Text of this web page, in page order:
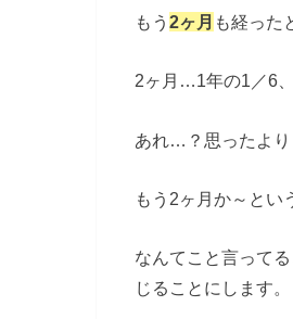
もう 2ヶ月 も経った
2ヶ月…1年の1／6
あれ…？思ったより
もう2ヶ月か～とい
なんてこと言って
じることにします。